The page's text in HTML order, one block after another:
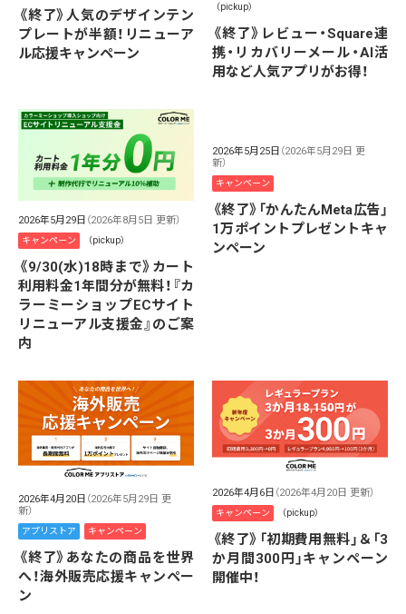
《終了》人気のデザインテン
プレートが半額！リニューア
ル応援キャンペーン
（pickup）
《終了》レビュー・Square連
携・リカバリーメール・AI活
用など人気アプリがお得！
2026年5月29日 （2026年8月5日 更新）
キャンペーン （pickup）
《9/30(水)18時まで》カート
利用料金1年間分が無料！『カ
ラーミーショップECサイト
リニューアル支援金』のご案
内
2026年5月25日 （2026年5月29日 更
新）
キャンペーン
《終了》「かんたんMeta広告」
1万ポイントプレゼントキャ
ンペーン
2026年4月20日 （2026年5月29日 更
新）
アプリストア キャンペーン
《終了》あなたの商品を世界
へ！海外販売応援キャンペー
ン
2026年4月6日 （2026年4月20日 更新）
キャンペーン （pickup）
《終了》「初期費用無料」＆「3
か月間300円」キャンペーン
開催中！